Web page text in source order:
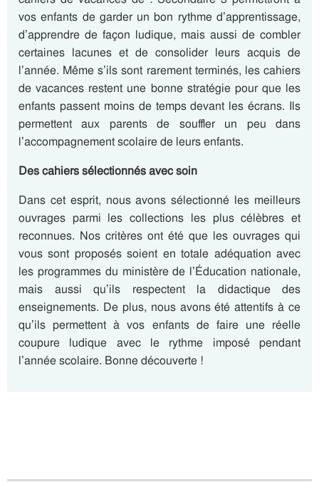
vos enfants de garder un bon rythme d’apprentissage,
d’apprendre de façon ludique, mais aussi de combler
certaines lacunes et de consolider leurs acquis de
l’année. Même s’ils sont rarement terminés, les cahiers
de vacances restent une bonne stratégie pour que les
enfants passent moins de temps devant les écrans. Ils
permettent aux parents de souffler un peu dans
l’accompagnement scolaire de leurs enfants.
Des cahiers sélectionnés avec soin
Dans cet esprit, nous avons sélectionné les meilleurs
ouvrages parmi les collections les plus célèbres et
reconnues. Nos critères ont été que les ouvrages qui
vous sont proposés soient en totale adéquation avec
les programmes du ministère de l’Éducation nationale,
mais aussi qu’ils respectent la didactique des
enseignements. De plus, nous avons été attentifs à ce
qu’ils permettent à vos enfants de faire une réelle
coupure ludique avec le rythme imposé pendant
l’année scolaire. Bonne découverte !